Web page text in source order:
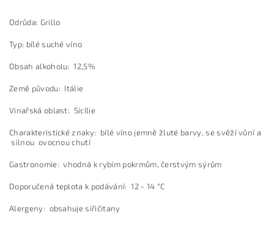
Odrůda: Grillo
Typ: bílé suché víno
Obsah alkoholu: 12,5%
Země původu: Itálie
Vinařská oblast: Sicílie
Charakteristické znaky: bílé víno jemně žluté barvy, se svěží vůní a
silnou ovocnou chutí
Gastronomie: vhodná k rybím pokrmům, čerstvým sýrům
Doporučená teplota k podávání: 12 - 14 °C
Alergeny: obsahuje siřičitany